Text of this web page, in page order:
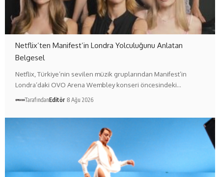
Netflix’ten Manifest’in Londra Yolculuğunu Anlatan
Belgesel
Netflix, Türkiye’nin sevilen müzik gruplarından Manifest’in
Londra’daki OVO Arena Wembley konseri öncesindeki…
TarafındanEditör 8 Ağu 2026